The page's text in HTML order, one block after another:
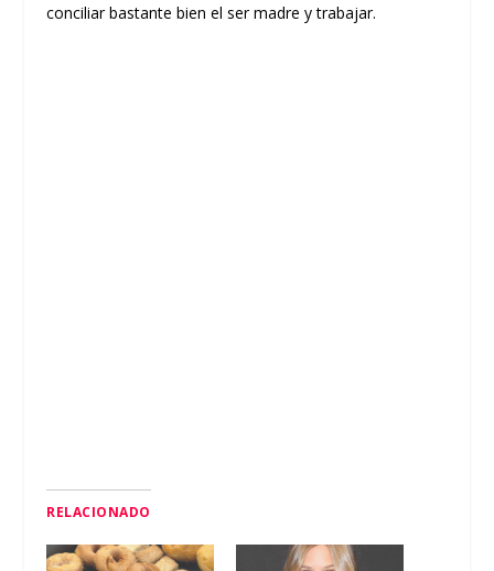
conciliar bastante bien el ser madre y trabajar.
RELACIONADO